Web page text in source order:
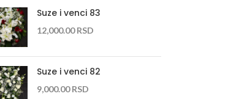
Suze i venci 83
12,000.00RSD
Suze i venci 82
9,000.00RSD